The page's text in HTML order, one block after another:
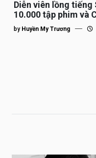
Diễn viên lồng tiếng
10.000 tập phim và
nhất”
by Huyền My Trương